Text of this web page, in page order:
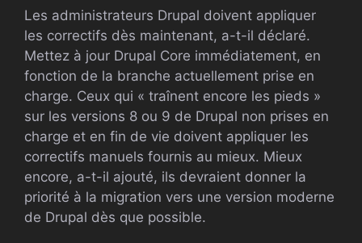
Les administrateurs Drupal doivent appliquer
les correctifs dès maintenant, a-t-il déclaré.
Mettez à jour Drupal Core immédiatement, en
fonction de la branche actuellement prise en
charge. Ceux qui « traînent encore les pieds »
sur les versions 8 ou 9 de Drupal non prises en
charge et en fin de vie doivent appliquer les
correctifs manuels fournis au mieux. Mieux
encore, a-t-il ajouté, ils devraient donner la
priorité à la migration vers une version moderne
de Drupal dès que possible.